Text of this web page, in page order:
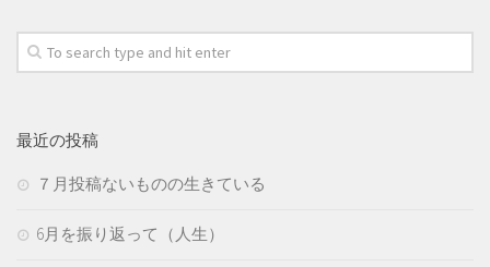
最近の投稿
７月投稿ないものの生きている
6月を振り返って（人生）